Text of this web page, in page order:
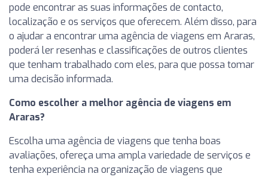
pode encontrar as suas informações de contacto,
localização e os serviços que oferecem. Além disso, para
o ajudar a encontrar uma agência de viagens em Araras,
poderá ler resenhas e classificações de outros clientes
que tenham trabalhado com eles, para que possa tomar
uma decisão informada.
Como escolher a melhor agência de viagens em
Araras?
Escolha uma agência de viagens que tenha boas
avaliações, ofereça uma ampla variedade de serviços e
tenha experiência na organização de viagens que